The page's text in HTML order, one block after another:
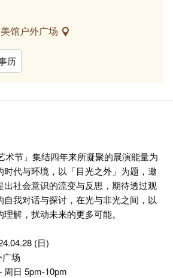
馆户外广场
历
术节」集结四年来所凝聚的展演能量为
时代与环境，以「目光之外」为题，邀
出社会意识的流变与反思，期待透过观
我对话与探讨，在光与非光之间，以
解，扰动未来的更多可能。
(日)
场
周日 5pm-10pm